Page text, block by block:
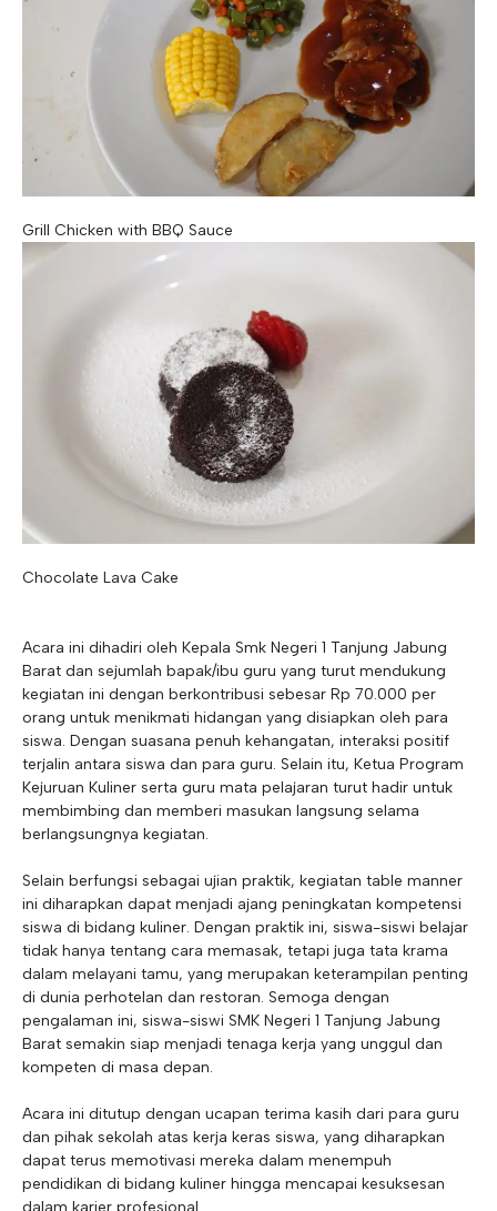
Grill Chicken with BBQ Sauce
Chocolate Lava Cake
Acara ini dihadiri oleh Kepala Smk Negeri 1 Tanjung Jabung
Barat dan sejumlah bapak/ibu guru yang turut mendukung
kegiatan ini dengan berkontribusi sebesar Rp 70.000 per
orang untuk menikmati hidangan yang disiapkan oleh para
siswa. Dengan suasana penuh kehangatan, interaksi positif
terjalin antara siswa dan para guru. Selain itu, Ketua Program
Kejuruan Kuliner serta guru mata pelajaran turut hadir untuk
membimbing dan memberi masukan langsung selama
berlangsungnya kegiatan.
Selain berfungsi sebagai ujian praktik, kegiatan table manner
ini diharapkan dapat menjadi ajang peningkatan kompetensi
siswa di bidang kuliner. Dengan praktik ini, siswa-siswi belajar
tidak hanya tentang cara memasak, tetapi juga tata krama
dalam melayani tamu, yang merupakan keterampilan penting
di dunia perhotelan dan restoran. Semoga dengan
pengalaman ini, siswa-siswi SMK Negeri 1 Tanjung Jabung
Barat semakin siap menjadi tenaga kerja yang unggul dan
kompeten di masa depan.
Acara ini ditutup dengan ucapan terima kasih dari para guru
dan pihak sekolah atas kerja keras siswa, yang diharapkan
dapat terus memotivasi mereka dalam menempuh
pendidikan di bidang kuliner hingga mencapai kesuksesan
dalam karier profesional.